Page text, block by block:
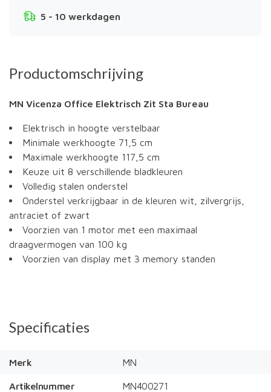
5 - 10 werkdagen
Productomschrijving
MN Vicenza Office Elektrisch Zit Sta Bureau
Elektrisch in hoogte verstelbaar
Minimale werkhoogte 71,5 cm
Maximale werkhoogte 117,5 cm
Keuze uit 8 verschillende bladkleuren
Volledig stalen onderstel
Onderstel verkrijgbaar in de kleuren wit, zilvergrijs,
antraciet of zwart
Voorzien van 1 motor met een maximaal
draagvermogen van 100 kg
Voorzien van display met 3 memory standen
Specificaties
Merk MN
Artikelnummer MN400271